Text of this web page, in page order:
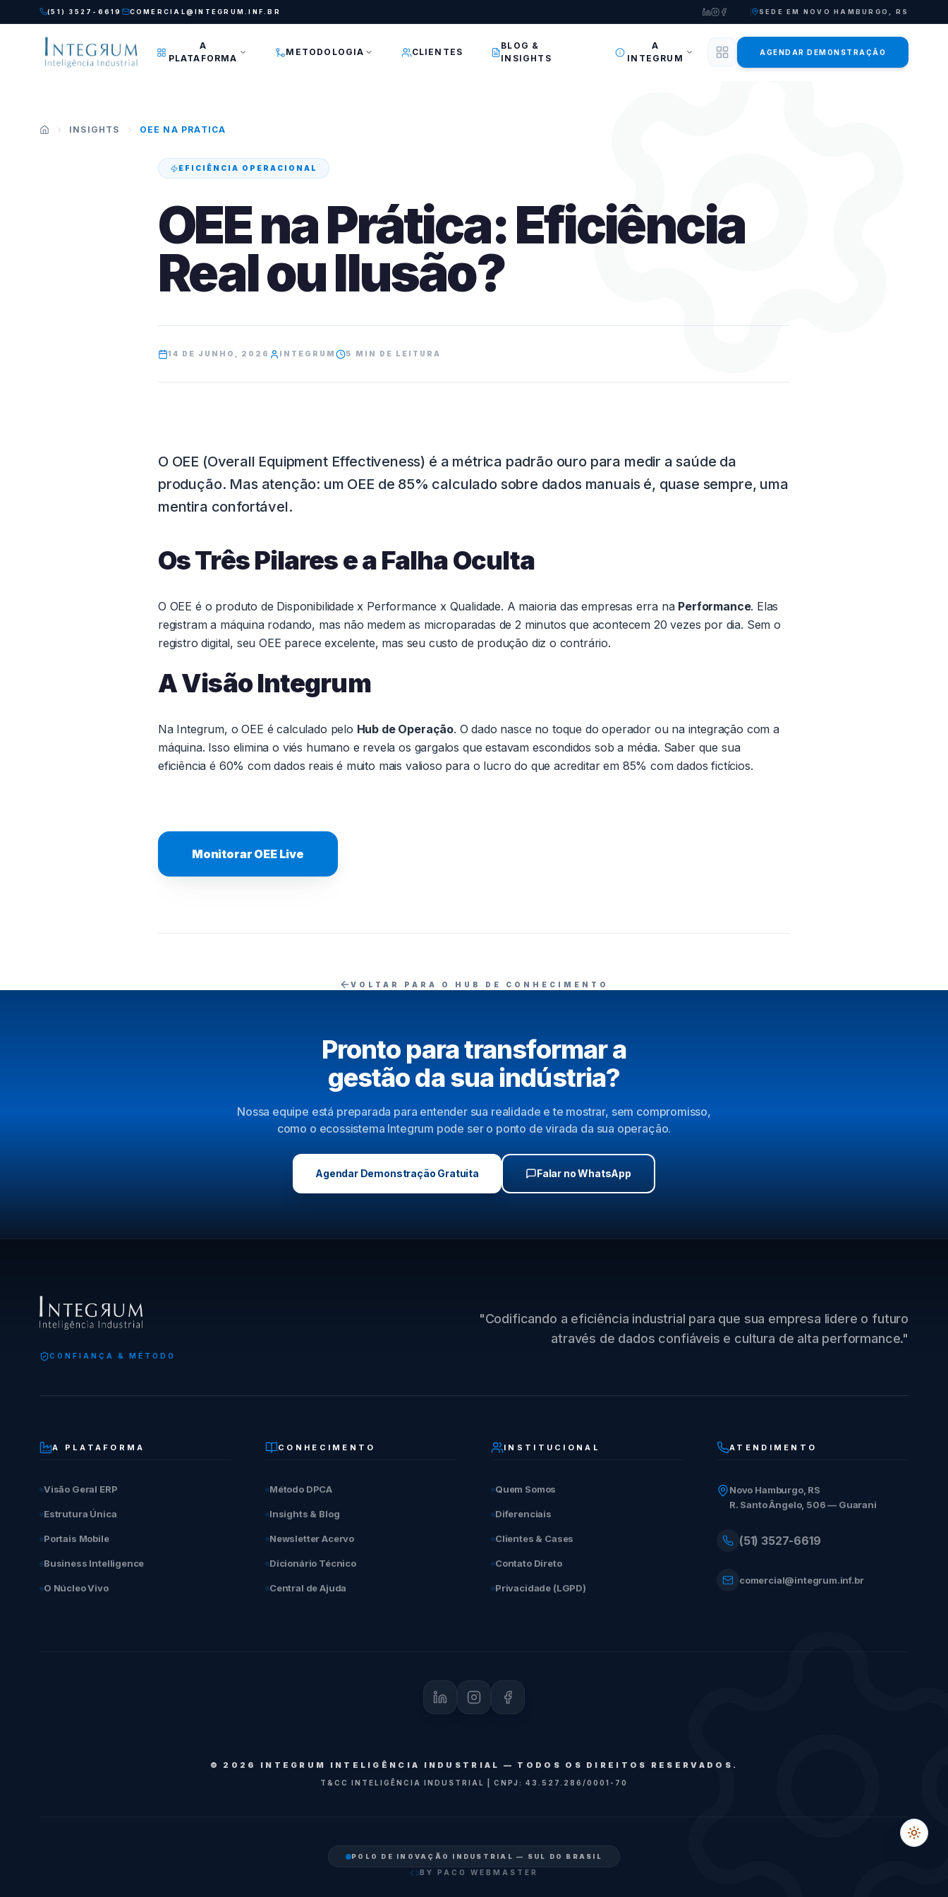
Pular para o conteúdo principal
(51) 3527-6619 COMERCIAL@INTEGRUM.INF.BR SEDE EM NOVO HAMBURGO, RS
A
PLATAFORMA
METODOLOGIA CLIENTES
BLOG &
INSIGHTS
A
INTEGRUM
AGENDAR DEMONSTRAÇÃO
INSIGHTS OEE NA PRATICA
EFICIÊNCIA OPERACIONAL
OEE na Prática: Eficiência
Real ou Ilusão?
14 DE JUNHO, 2026 INTEGRUM 5 MIN DE LEITURA
O OEE (Overall Equipment Effectiveness) é a métrica padrão ouro para medir a saúde da
produção. Mas atenção: um OEE de 85% calculado sobre dados manuais é, quase sempre, uma
mentira confortável.
Os Três Pilares e a Falha Oculta
O OEE é o produto de Disponibilidade x Performance x Qualidade. A maioria das empresas erra na Performance. Elas
registram a máquina rodando, mas não medem as microparadas de 2 minutos que acontecem 20 vezes por dia. Sem o
registro digital, seu OEE parece excelente, mas seu custo de produção diz o contrário.
A Visão Integrum
Na Integrum, o OEE é calculado pelo Hub de Operação. O dado nasce no toque do operador ou na integração com a
máquina. Isso elimina o viés humano e revela os gargalos que estavam escondidos sob a média. Saber que sua
eficiência é 60% com dados reais é muito mais valioso para o lucro do que acreditar em 85% com dados fictícios.
Monitorar OEE Live
VOLTAR PARA O HUB DE CONHECIMENTO
Pronto para transformar a
gestão da sua indústria?
Nossa equipe está preparada para entender sua realidade e te mostrar, sem compromisso,
como o ecossistema Integrum pode ser o ponto de virada da sua operação.
Agendar Demonstração Gratuita Falar no WhatsApp
CONFIANÇA & MÉTODO
"Codificando a eficiência industrial para que sua empresa lidere o futuro
através de dados confiáveis e cultura de alta performance."
A PLATAFORMA
Visão Geral ERP
Estrutura Única
Portais Mobile
Business Intelligence
O Núcleo Vivo
CONHECIMENTO
Método DPCA
Insights & Blog
Newsletter Acervo
Dicionário Técnico
Central de Ajuda
INSTITUCIONAL
Quem Somos
Diferenciais
Clientes & Cases
Contato Direto
Privacidade (LGPD)
ATENDIMENTO
Novo Hamburgo, RS
R. Santo Ângelo, 506 — Guarani
(51) 3527-6619
comercial@integrum.inf.br
© 2026 INTEGRUM INTELIGÊNCIA INDUSTRIAL — TODOS OS DIREITOS RESERVADOS.
T&CC INTELIGÊNCIA INDUSTRIAL | CNPJ: 43.527.286/0001-70
POLO DE INOVAÇÃO INDUSTRIAL — SUL DO BRASIL
BY PACO WEBMASTER